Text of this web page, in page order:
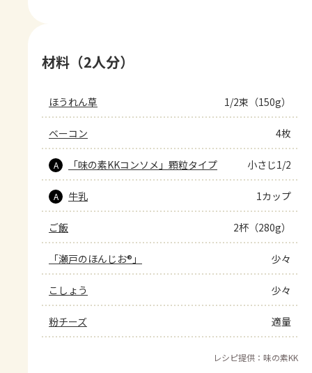
材料（2人分）
ほうれん草 1/2束（150g）
ベーコン 4枚
A 「味の素KKコンソメ」顆粒タイプ 小さじ1/2
A 牛乳 1カップ
ご飯 2杯（280g）
「瀬戸のほんじお®」 少々
こしょう 少々
粉チーズ 適量
レシピ提供：味の素KK